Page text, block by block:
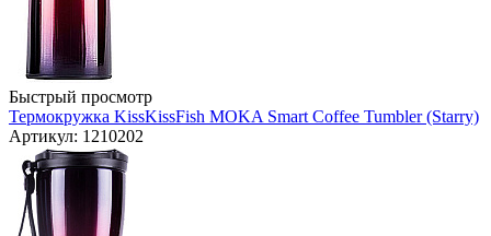
Быстрый просмотр
Термокружка KissKissFish MOKA Smart Coffee Tumbler (Starry)
Артикул: 1210202